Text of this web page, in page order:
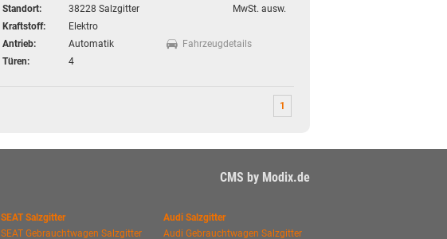
Standort:
38228 Salzgitter
Kraftstoff:
Elektro
Antrieb:
Automatik
Türen:
4
MwSt. ausw.
Fahrzeugdetails
1
CMS by Modix.de
SEAT Salzgitter
SEAT Gebrauchtwagen Salzgitter
Audi Salzgitter
Audi Gebrauchtwagen Salzgitter